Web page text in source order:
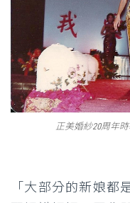
正美婚紗20周年
「大部分的新娘都